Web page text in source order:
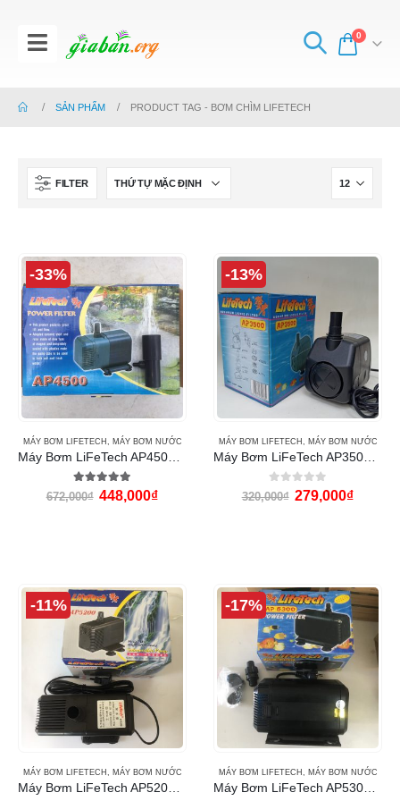
0
SẢN PHẨM PRODUCT TAG - BƠM CHÌM LIFETECH
FILTER
-33%
MÁY BƠM LIFETECH MÁY BƠM NƯỚC
5.00 out of 5
672,000₫ 448,000₫
-13%
MÁY BƠM LIFETECH MÁY BƠM NƯỚC
0out of 5
320,000₫ 279,000₫
-11%
MÁY BƠM LIFETECH MÁY BƠM NƯỚC
-17%
MÁY BƠM LIFETECH MÁY BƠM NƯỚC